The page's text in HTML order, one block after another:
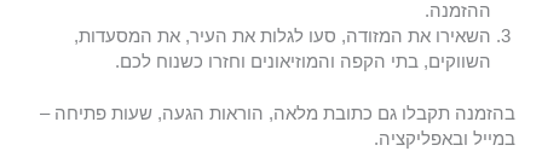
ההזמנה.
השאירו את המזודה, סעו לגלות את העיר, את המסעדות,
השווקים, בתי הקפה והמוזיאונים וחזרו כשנוח לכם.
בהזמנה תקבלו גם כתובת מלאה, הוראות הגעה, שעות פתיחה –
במייל ובאפליקציה.